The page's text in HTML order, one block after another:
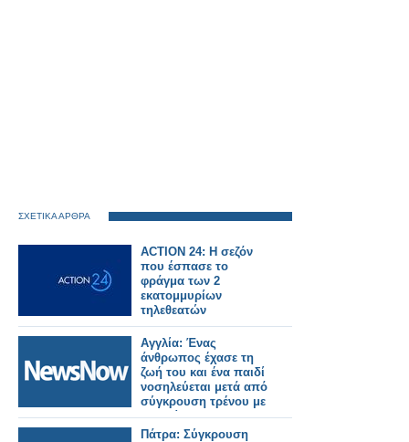
ΣΧΕΤΙΚΑ ΑΡΘΡΑ
ACTION 24: Η σεζόν
που έσπασε το
φράγμα των 2
εκατομμυρίων
τηλεθεατών
Αγγλία: Ένας
άνθρωπος έχασε τη
ζωή του και ένα παιδί
νοσηλεύεται μετά από
σύγκρουση τρένου με
αυτοκίνητο.
Πάτρα: Σύγκρουση